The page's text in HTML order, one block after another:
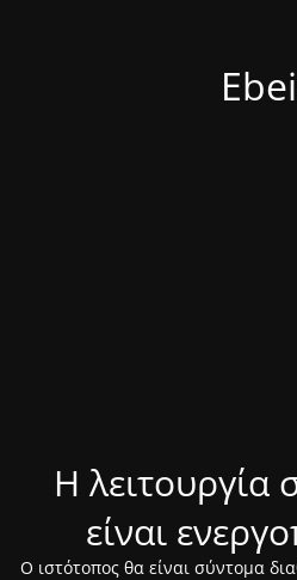
Η λειτουργία
είναι
Ο ιστότοπος θα είναι σύντομα